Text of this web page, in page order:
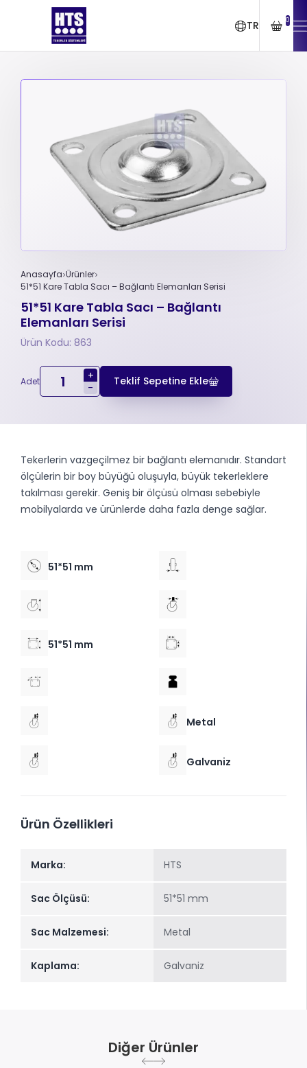
TR 0
Anasayfa Ürünler
51*51 Kare Tabla Sacı – Bağlantı Elemanları Serisi
51*51 Kare Tabla Sacı – Bağlantı
Elemanları Serisi
Ürün Kodu: 863
Adet
+
-
Teklif Sepetine Ekle
Tekerlerin vazgeçilmez bir bağlantı elemanıdır. Standart
ölçülerin bir boy büyüğü oluşuyla, büyük tekerleklere
takılması gerekir. Geniş bir ölçüsü olması sebebiyle
mobilyalarda ve ürünlerde daha fazla denge sağlar.
51*51 mm
51*51 mm
Metal
Galvaniz
Ürün Özellikleri
Marka: HTS
Sac Ölçüsü: 51*51 mm
Sac Malzemesi: Metal
Kaplama: Galvaniz
Diğer Ürünler